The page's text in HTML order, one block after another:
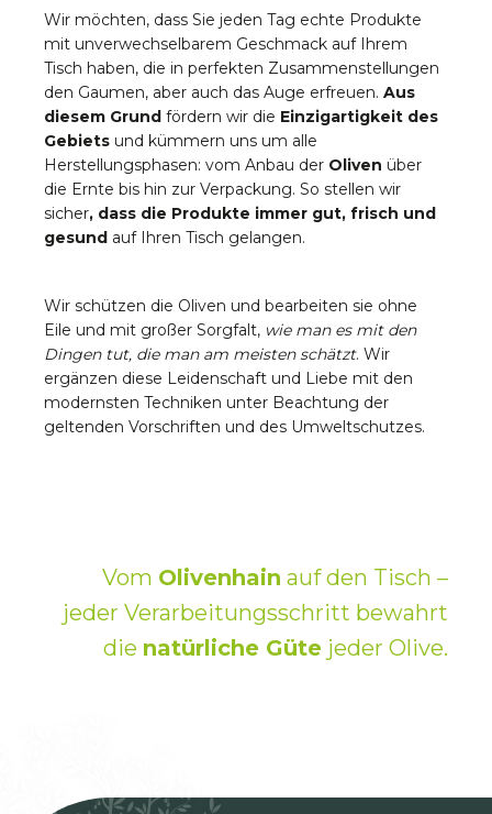
Wir möchten, dass Sie jeden Tag echte Produkte
mit unverwechselbarem Geschmack auf Ihrem
Tisch haben, die in perfekten Zusammenstellungen
den Gaumen, aber auch das Auge erfreuen. Aus
diesem Grund fördern wir die Einzigartigkeit des
Gebiets und kümmern uns um alle
Herstellungsphasen: vom Anbau der Oliven über
die Ernte bis hin zur Verpackung. So stellen wir
sicher, dass die Produkte immer gut, frisch und
gesund auf Ihren Tisch gelangen.
Wir schützen die Oliven und bearbeiten sie ohne
Eile und mit großer Sorgfalt, wie man es mit den
Dingen tut, die man am meisten schätzt. Wir
ergänzen diese Leidenschaft und Liebe mit den
modernsten Techniken unter Beachtung der
geltenden Vorschriften und des Umweltschutzes.
Vom Olivenhain auf den Tisch –
jeder Verarbeitungsschritt bewahrt
die natürliche Güte jeder Olive.